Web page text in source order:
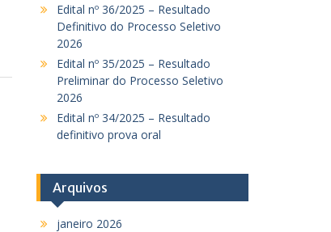
Edital nº 36/2025 – Resultado
Definitivo do Processo Seletivo
2026
Edital nº 35/2025 – Resultado
Preliminar do Processo Seletivo
2026
Edital nº 34/2025 – Resultado
definitivo prova oral
Arquivos
janeiro 2026